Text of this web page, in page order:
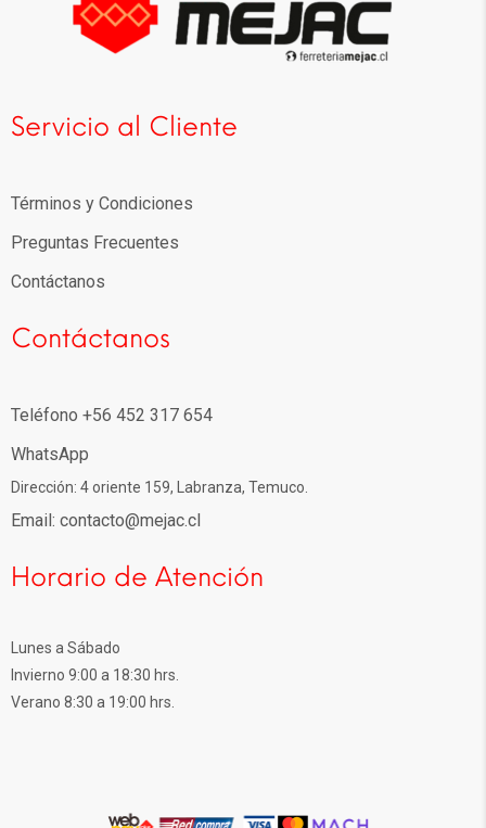
Servicio al Cliente
Términos y Condiciones
Preguntas Frecuentes
Contáctanos
Contáctanos
Teléfono +56 452 317 654
WhatsApp
Dirección: 4 oriente 159, Labranza, Temuco.
Email: contacto@mejac.cl
Horario de Atención
Lunes a Sábado
Invierno 9:00 a 18:30 hrs.
Verano 8:30 a 19:00 hrs.